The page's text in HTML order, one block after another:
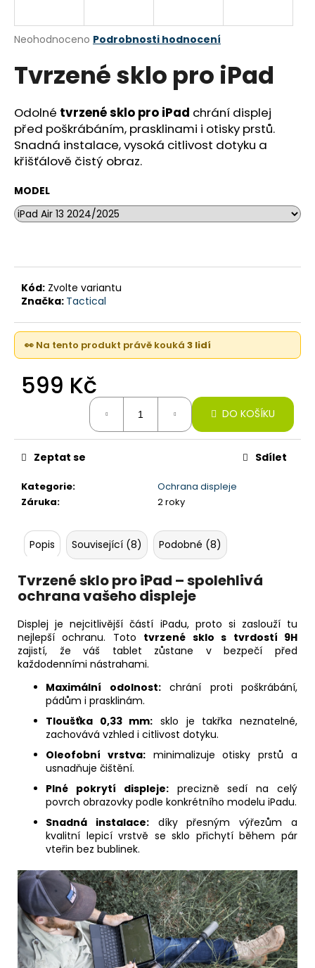
Průměrné
produktu
z
5
hvězdiček.
Neohodnoceno Podrobnosti hodnocení
Tvrzené sklo pro iPad
Odolné tvrzené sklo pro iPad chrání displej
před poškrábáním, prasklinami i otisky prstů.
Snadná instalace, vysoká citlivost dotyku a
křišťálově čistý obraz.
MODEL
Kód: Zvolte variantu
Značka: Tactical
👀 Na tento produkt právě kouká 3 lidí
599 Kč
DO KOŠÍKU
Kategorie:
Ochrana displeje
Záruka: 2 roky
Zeptat se Sdílet
Popis Související (8) Podobné (8)
Tvrzené sklo pro iPad – spolehlivá
ochrana vašeho displeje
Displej je nejcitlivější částí iPadu, proto si zaslouží tu
nejlepší ochranu. Toto tvrzené sklo s tvrdostí 9H
zajistí, že váš tablet zůstane v bezpečí před
každodenními nástrahami.
Maximální odolnost:chrání proti poškrábání,
pádům i prasklinám.
Tloušťka 0,33 mm: sklo je takřka neznatelné,
zachovává vzhled i citlivost dotyku.
Oleofobní vrstva:minimalizuje otisky prstů a
usnadňuje čištění.
Plné pokrytí displeje:precizně sedí na celý
povrch obrazovky podle konkrétního modelu iPadu.
Snadná instalace:díky přesným výřezům a
kvalitní lepicí vrstvě se sklo přichytí během pár
vteřin bez bublinek.
j
t
?
HLEDAT
D
o
u
č
u
e
m
IPHONE
MIST
BLUE
(STAV
22
990